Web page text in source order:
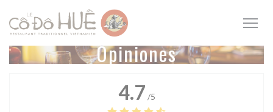
Personalización de sus opciones de cookies
Opiniones
4.7 /5